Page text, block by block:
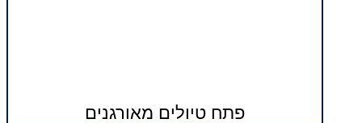
פתח טיולים מאורגנים